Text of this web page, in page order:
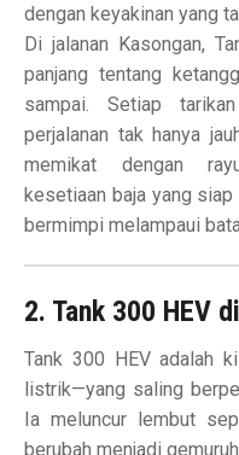
dengan keyakinan yang
Di jalanan Kasongan,
panjang tentang
sampai. Setiap
perjalanan tak hanya
memikat dengan
kesetiaan baja yang
bermimpi melampaui
2. Tank 300 HEV
Tank 300 HEV adalah
listrik—yang saling
Ia meluncur lembut
berubah menjadi